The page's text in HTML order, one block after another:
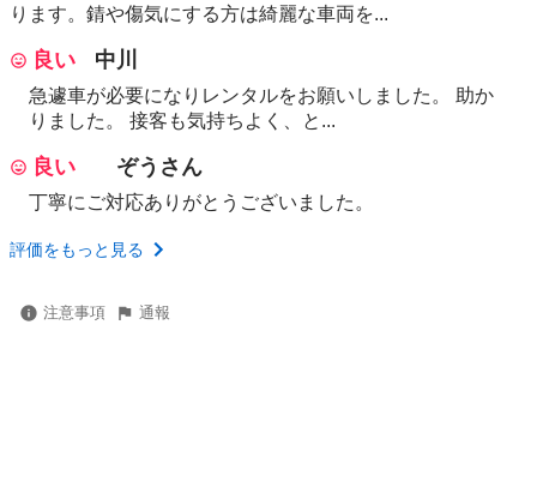
ります。錆や傷気にする方は綺麗な車両を...
良い 中川
急遽車が必要になりレンタルをお願いしました。 助か
りました。 接客も気持ちよく、と...
良い ぞうさん
丁寧にご対応ありがとうございました。
評価をもっと見る
注意事項 通報